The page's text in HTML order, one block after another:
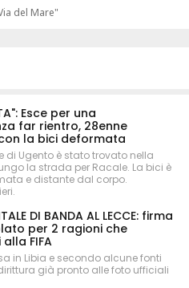
del Mare"
Esce per una
far rientro, 28enne
la bici deformata
di Ugento è stato trovato nella
la strada per Racale. La bici è
e distante dal corpo.
DI BANDA AL LECCE: firma
per 2 ragioni che
FIFA
in Libia e secondo alcune fonti
già pronto alle foto ufficiali